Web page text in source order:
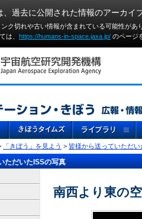
、過去に公開された情報のアーカイ
ンク切れや古い情報が含まれている可能性が
は、 https://humans-in-space.jaxa.jp/ のページ
「きぼう」を見よう > 皆様から送っていただい
ただいたISSの写真
南西より東の